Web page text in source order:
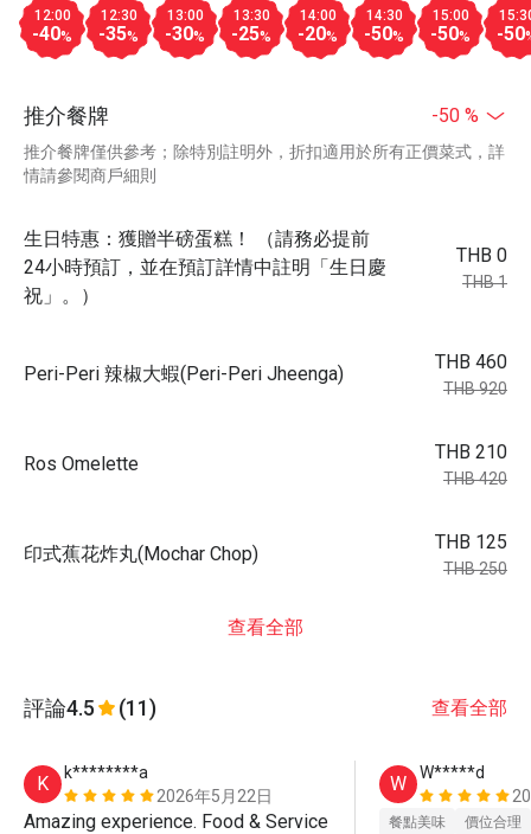
12:00
-40%
12:30
-35%
13:00
-30%
13:30
-25%
14:00
-20%
14:30
-50%
15:00
-50% -50
推介餐牌 -50 %
推介餐牌僅供參考；除特別註明外，折扣適用於所有正價菜式，詳
情請參閱商戶細則
生日特惠：獲贈半磅蛋糕！ （請務必提前
24小時預訂，並在預訂詳情中註明「生日慶
祝」。）
THB 0
THB 1
Peri-Peri 辣椒大蝦(Peri-Peri Jheenga)
THB 460
THB 920
Ros Omelette
THB 210
THB 420
印式蕉花炸丸(Mochar Chop)
THB 125
THB 250
查看全部
評論4.5 (11) 查看全部
K
k********a
2026年5月22日
Amazing experience. Food & Service
W
W*****d
餐點美味
價位合理